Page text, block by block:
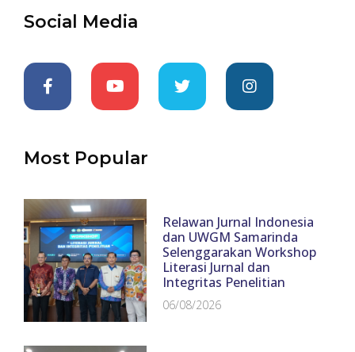
Social Media
Most Popular
Relawan Jurnal Indonesia
dan UWGM Samarinda
Selenggarakan Workshop
Literasi Jurnal dan
Integritas Penelitian
06/08/2026